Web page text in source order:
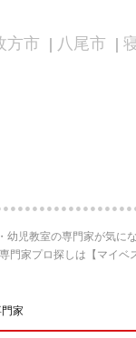
方市 八尾市
児教室の専門家が気に
家プロ探しは【マイベ
家